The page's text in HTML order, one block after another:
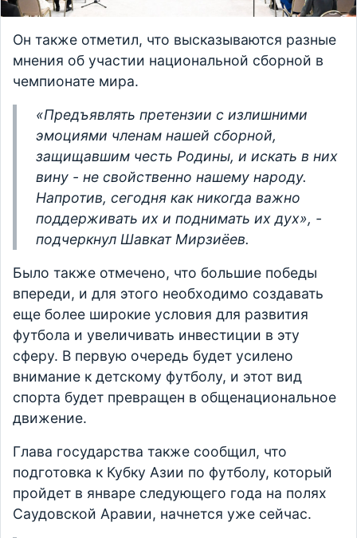
Он также отметил, что высказываются разные
мнения об участии национальной сборной в
чемпионате мира.
«Предъявлять претензии с излишними
эмоциями членам нашей сборной,
защищавшим честь Родины, и искать в них
вину - не свойственно нашему народу.
Напротив, сегодня как никогда важно
поддерживать их и поднимать их дух», -
подчеркнул Шавкат Мирзиёев.
Было также отмечено, что большие победы
впереди, и для этого необходимо создавать
еще более широкие условия для развития
футбола и увеличивать инвестиции в эту
сферу. В первую очередь будет усилено
внимание к детскому футболу, и этот вид
спорта будет превращен в общенациональное
движение.
Глава государства также сообщил, что
подготовка к Кубку Азии по футболу, который
пройдет в январе следующего года на полях
Саудовской Аравии, начнется уже сейчас.